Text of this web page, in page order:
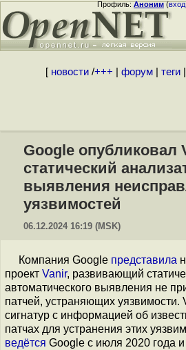
Профиль:Аноним(вход
[ новости/+++ форум| теги|
Google опубликовал
статический
выявления
уязвимостей
06.12.2024 16:19 (MSK)
Компания Google представила
проект Vanir, развивающий
автоматического выявления не
патчей, устраняющих уязвимости.
сигнатур с информацией об
патчах для устранения этих
ведётся Google с июля 2020 года